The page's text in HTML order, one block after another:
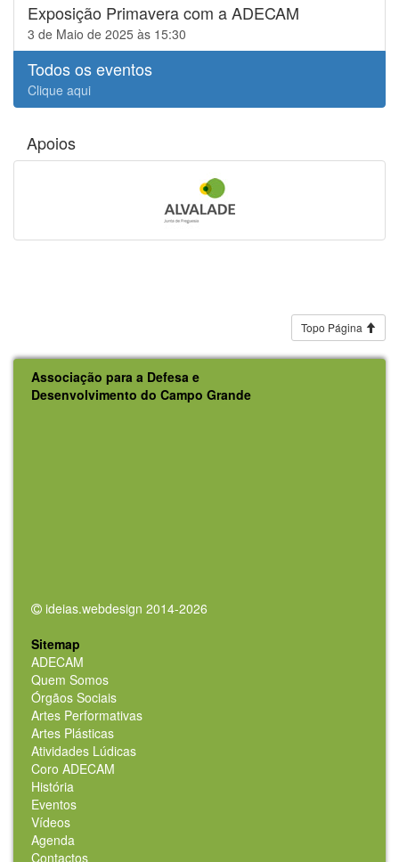
Exposição Primavera com a ADECAM
3 de Maio de 2025 às 15:30
Todos os eventos
Clique aqui
Apoios
Topo Página
Associação para a Defesa e
Desenvolvimento do Campo Grande
ideias.webdesign 2014-2026
Sitemap
ADECAM
Quem Somos
Órgãos Sociais
Artes Performativas
Artes Plásticas
Atividades Lúdicas
Coro ADECAM
História
Eventos
Vídeos
Agenda
Contactos